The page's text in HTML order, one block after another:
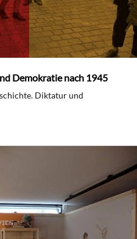
Demokratie nach 1945
Diktatur und